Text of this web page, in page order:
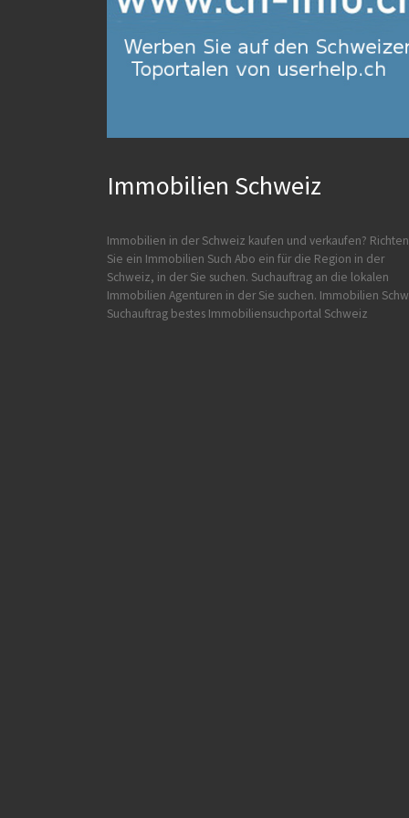
Immobilien Schweiz
Immobilien in der Schweiz kaufen und verkaufen? Richten
Sie ein Immobilien Such Abo ein für die Region in der
Schweiz, in der Sie suchen. Suchauftrag an die lokalen
Immobilien Agenturen in der Sie suchen. Immobilien
Suchauftrag bestes Immobiliensuchportal Schweiz